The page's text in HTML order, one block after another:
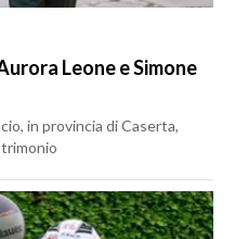
Leone e Simone
in provincia di Caserta,